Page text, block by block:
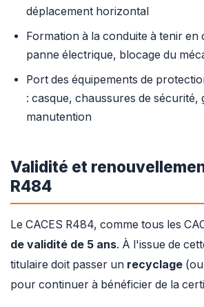
déplacement horizontal
Formation à la conduite à tenir en
panne électrique, blocage du
Port des équipements de
: casque, chaussures de sécurité,
manutention
Validité et
R484
Le CACES R484, comme tous les
de validité de 5 ans. À l'issue de
titulaire doit passer un recyclage
pour continuer à bénéficier de la